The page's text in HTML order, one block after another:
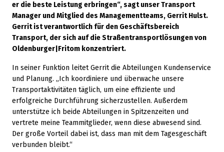
er die beste Leistung erbringen“, sagt unser Transport
Manager und Mitglied des Managementteams, Gerrit Hulst.
Gerrit ist verantwortlich für den Geschäftsbereich
Transport, der sich auf die Straßentransportlösungen von
Oldenburger|Fritom konzentriert.
In seiner Funktion leitet Gerrit die Abteilungen Kundenservice
und Planung. „Ich koordiniere und überwache unsere
Transportaktivitäten täglich, um eine effiziente und
erfolgreiche Durchführung sicherzustellen. Außerdem
unterstütze ich beide Abteilungen in Spitzenzeiten und
vertrete meine Teammitglieder, wenn diese abwesend sind.
Der große Vorteil dabei ist, dass man mit dem Tagesgeschäft
verbunden bleibt.“